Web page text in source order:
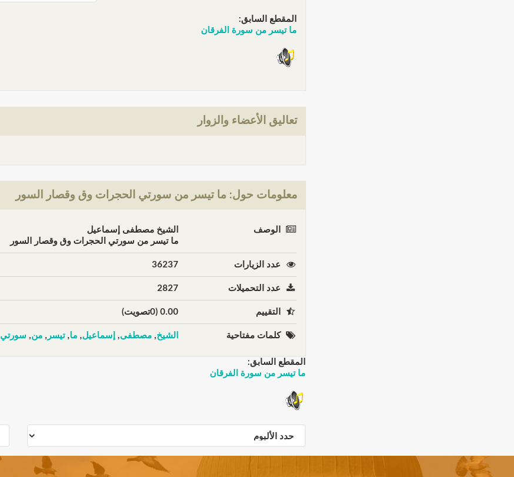
المقطع السابق:
ما تيسر من سورة الفرقان
تعاليق الأعضاء والزوار
معلومات حول: ما تيسر من سورتي الحجرات وق وقصار السور
الوصف
الشيخ مصطفى إسماعيل
ما تيسر من سورتي الحجرات وق وقصار السور
عدد الزيارات 36237
عدد التحميلات 2827
التقييم 0.00 (0تصويت)
كلمات مفتاحية الشيخ,مصطفى, إسماعيل,ما,تيسر ,من, سورتي
المقطع السابق:
ما تيسر من سورة الفرقان